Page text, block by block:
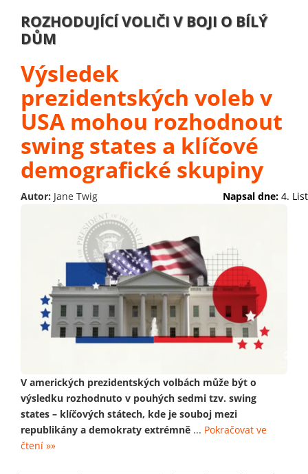
ROZHODUJÍCÍ VOLIČI V BOJI O BÍLÝ
DŮM
Výsledek
prezidentských voleb v
USA mohou rozhodnout
swing states a klíčové
demografické skupiny
Autor: Jane Twig Napsal dne: 4.
V amerických prezidentských volbách může být o
výsledku rozhodnuto v pouhých sedmi tzv. swing
states – klíčových státech, kde je souboj mezi
republikány a demokraty extrémně ... Pokračovat ve
čtení »»